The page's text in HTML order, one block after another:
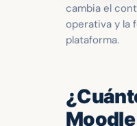
cambia el
operativa y la
plataforma.